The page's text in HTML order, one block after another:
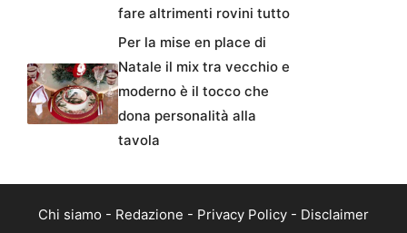
fare altrimenti rovini tutto
Per la mise en place di
Natale il mix tra vecchio e
moderno è il tocco che
dona personalità alla
tavola
Chi siamo - Redazione - Privacy Policy - Disclaimer